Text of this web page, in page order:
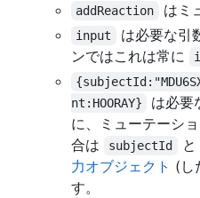
addReaction はミ
input
は必要な引
ンではこれは常に
nt:HOORAY}
は必要
に、ミューテーシ
合は
subjectId と
力オブジェクト (し
す。